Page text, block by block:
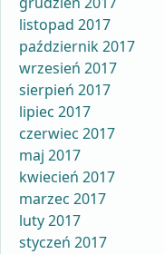
listopad 2017
październik 2017
wrzesień 2017
sierpień 2017
lipiec 2017
czerwiec 2017
maj 2017
kwiecień 2017
marzec 2017
luty 2017
styczeń 2017